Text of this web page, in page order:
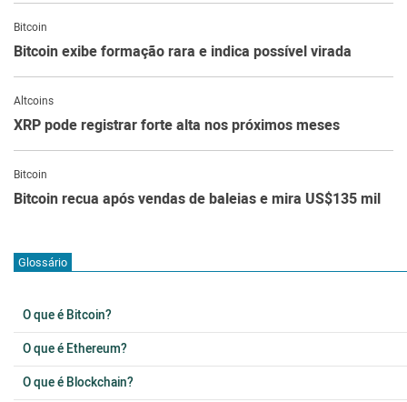
Bitcoin
Bitcoin exibe formação rara e indica possível virada
Altcoins
XRP pode registrar forte alta nos próximos meses
Bitcoin
Bitcoin recua após vendas de baleias e mira US$135 mil
Glossário
O que é Bitcoin?
O que é Ethereum?
O que é Blockchain?